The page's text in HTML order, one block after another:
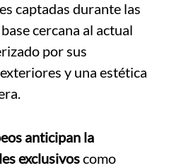
captadas durante las
cercana al actual
por sus
y una estética
anticipan la
exclusivoscomo